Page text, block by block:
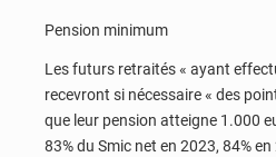
Pension minimum
Les futurs retraités « ayant
recevront si nécessaire « des
que leur pension atteigne 1.000
83% du Smic net en 2023, 84%